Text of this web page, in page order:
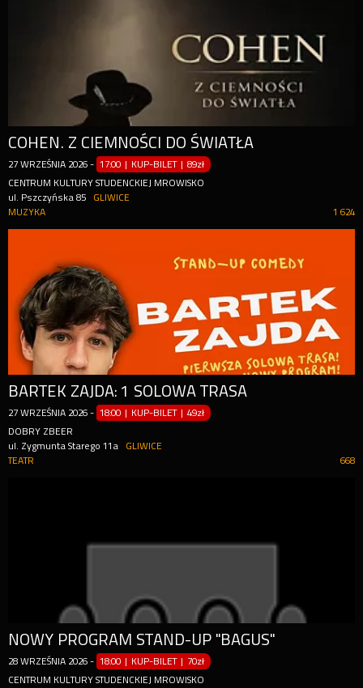
COHEN. Z CIEMNOŚCI DO ŚWIATŁA
27 WRZEŚNIA 2026 - 17:00 | KUP-BILET |89zł
CENTRUM KULTURY STUDENCKIEJ MROWISKO
ul. Pszczyńska 85
GLIWICE
1 624
MUZYKA
BARTEK ZAJDA: 1 SOLOWA TRASA
27 WRZEŚNIA 2026 - 18:00 | KUP-BILET |49zł
DOBRY ZBEER
ul. Zygmunta Starego 11a
GLIWICE
668
TEATR
NOWY PROGRAM STAND-UP "BAGUS"
28 WRZEŚNIA 2026 - 18:00 | KUP-BILET | 70zł
CENTRUM KULTURY STUDENCKIEJ MROWISKO